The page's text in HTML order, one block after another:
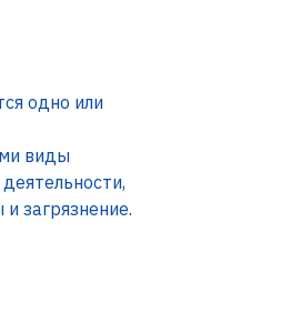
одно или
виды
загрязнение.